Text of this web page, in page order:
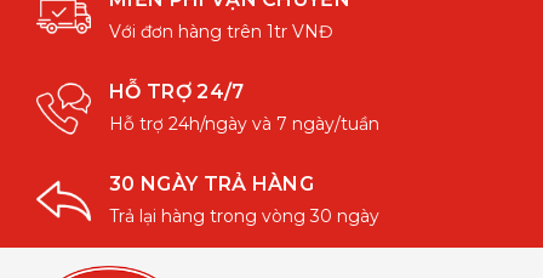
Với đơn hàng trên 1tr VNĐ
HỖ TRỢ 24/7
Hỗ trợ 24h/ngày và 7 ngày/tuần
30 NGÀY TRẢ HÀNG
Trả lại hàng trong vòng 30 ngày